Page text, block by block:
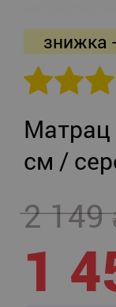
знижка
Матрац
см /
2 149
1